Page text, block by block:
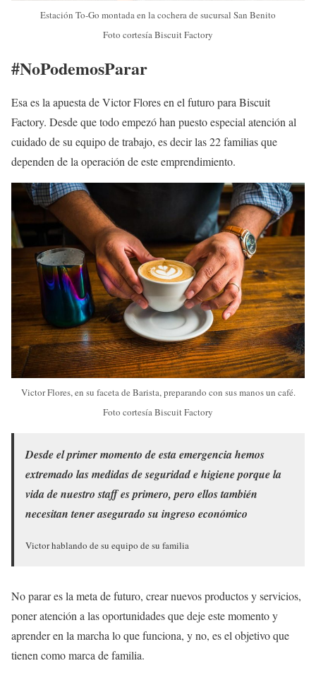
Estación To-Go montada en la cochera de sucursal San Benito
Foto cortesía Biscuit Factory
#NoPodemosParar
Esa es la apuesta de Victor Flores en el futuro para Biscuit
Factory. Desde que todo empezó han puesto especial atención al
cuidado de su equipo de trabajo, es decir las 22 familias que
dependen de la operación de este emprendimiento.
Victor Flores, en su faceta de Barista, preparando con sus manos un café.
Foto cortesía Biscuit Factory
Desde el primer momento de esta emergencia hemos
extremado las medidas de seguridad e higiene porque la
vida de nuestro staff es primero, pero ellos también
necesitan tener asegurado su ingreso económico
Victor hablando de su equipo de su familia
No parar es la meta de futuro, crear nuevos productos y servicios,
poner atención a las oportunidades que deje este momento y
aprender en la marcha lo que funciona, y no, es el objetivo que
tienen como marca de familia.